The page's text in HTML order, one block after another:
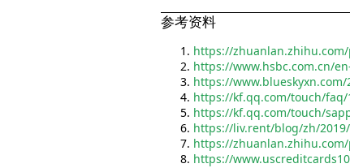
参考资料
https://zhuanlan.zhihu.com/
https://www.hsbc.com.cn/
https://
https://kf.qq.com/touch/faq/
https://kf.qq.com/touch/
https://liv.rent/blog/zh/
https://zhuanlan.zhihu.com/
https://